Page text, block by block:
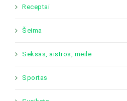
Receptai
Šeima
Seksas, aistros, meilė
Sportas